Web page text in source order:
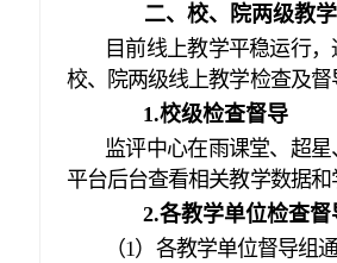
二、校、院两级教
目前线上教学平稳运行
校、院两级线上教学检查及督
1.校级检查督导
监评中心在雨课堂、超
平台后台查看相关教学数据
2.各教学单位检查督
（1）各教学单位督导